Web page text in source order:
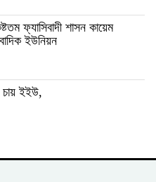
ফ্যাসিবাদী শাসন কায়েম
ইউনিয়ন
চায় ইইউ,